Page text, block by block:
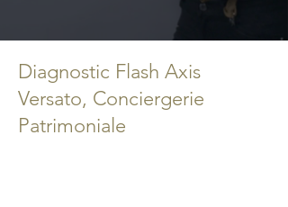
Diagnostic Flash Axis
Versato, Conciergerie
Patrimoniale